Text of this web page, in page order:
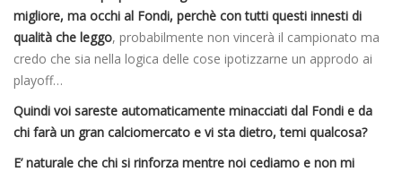
migliore, ma occhi al Fondi, perchè con tutti questi innesti di
qualità che leggo, probabilmente non vincerà il campionato ma
credo che sia nella logica delle cose ipotizzarne un approdo ai
playoff…
Quindi voi sareste automaticamente minacciati dal Fondi e da
chi farà un gran calciomercato e vi sta dietro, temi qualcosa?
E’ naturale che chi si rinforza mentre noi cediamo e non mi